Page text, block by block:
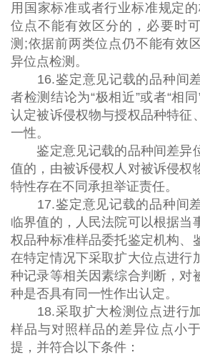
用国家标准或者行业标准规定
位点不能有效区分的，必要时
测;依据前两类位点仍不能有效
异位点检测。
16.鉴定意见记载的品种间差
者检测结论为“极相近”或者“相
认定被诉侵权物与授权品种特征
一性。
鉴定意见记载的品种间差异
值的，由被诉侵权人对被诉侵权
特性存在不同承担举证责任。
17.鉴定意见记载的品种间差
临界值的，人民法院可以根据当
权品种标准样品委托鉴定机构、
在特定情况下采取扩大位点进行
种记录等相关因素综合判断，对
种是否具有同一性作出认定。
18.采取扩大检测位点进行加
样品与对照样品的差异位点小
提，并符合以下条件：